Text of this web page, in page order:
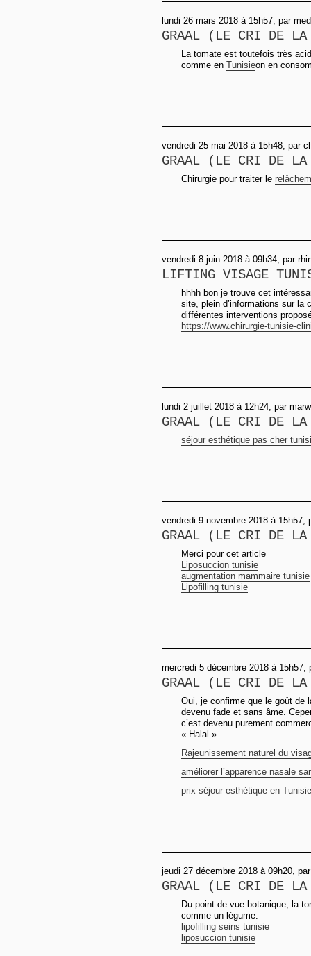
lundi 26 mars 2018 à 15h57, par
GRAAL (LE CRI DE
La tomate est toutefois très
comme en Tunisieon en
vendredi 25 mai 2018 à 15h48, par
GRAAL (LE CRI DE
Chirurgie pour traiter le
vendredi 8 juin 2018 à 09h34, par
LIFTING VISAGE
hhhh bon je trouve cet
site, plein d’informations sur la
différentes interventions
https://www.chirurgie-tunisie-
lundi 2 juillet 2018 à 12h24, par
GRAAL (LE CRI DE
séjour esthétique pas cher
vendredi 9 novembre 2018 à 15h57,
GRAAL (LE CRI DE
Merci pour cet article
Liposuccion tunisie
augmentation mammaire tunisie
Lipofilling tunisie
mercredi 5 décembre 2018 à 15h57,
GRAAL (LE CRI DE
Oui, je confirme que le goût de
devenu fade et sans âme.
c’est devenu purement
« Halal ».
Rajeunissement naturel du
améliorer l’apparence nasale
prix séjour esthétique en Tunisie
jeudi 27 décembre 2018 à 09h20,
GRAAL (LE CRI DE
Du point de vue botanique, la
comme un légume.
lipofilling seins tunisie
liposuccion tunisie